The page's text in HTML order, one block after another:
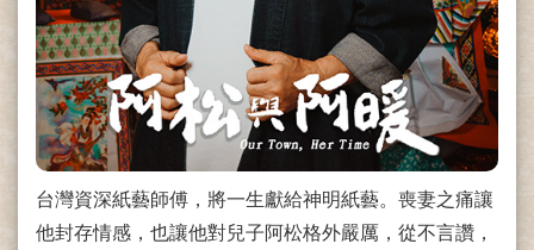
台灣資深紙藝師傅，將一生獻給神明紙藝。喪妻之痛讓
他封存情感，也讓他對兒子阿松格外嚴厲，從不言讚，